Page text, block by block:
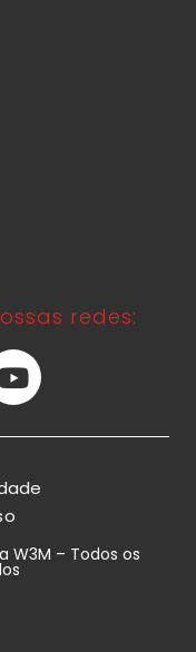
redes:
W3M – Todos os